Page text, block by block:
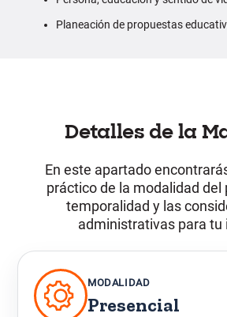
Planeación de propuestas
Detalles de la
En este apartado
práctico de la modalidad del
temporalidad y las
administrativas para tu
MODALIDAD
Presencial